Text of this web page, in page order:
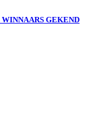
GEKEND